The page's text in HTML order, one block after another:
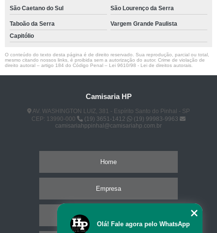
São Caetano do Sul São Lourenço da Serra
Taboão da Serra
Vargem Grande Paulista
Capitólio
O conteúdo do texto desta página é de direito reservado. Sua reprodução, parcial ou total,
mesmo citando nossos links, é proibida sem a autorização do autor. Crime de violação de
direito autoral – artigo 184 do Código Penal – Lei 9610/98 - Lei de direitos autorais
Camisaria HP
AV. WASHINGTON LUIZ, 381 - Espírito Santo do Pinhal - SP
CEP: 13990-000
(19) 3651-1412
(19) 99983-9963
camisariahppinhal@camisariahp.com.br
Home
Empresa
Olá! Fale agora pelo WhatsApp